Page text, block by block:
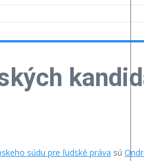
súdu pre ľudské práva sú